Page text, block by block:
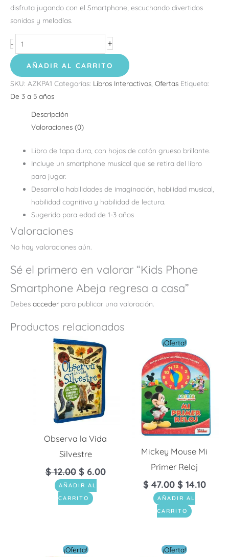
disfruta jugando con el Smartphone, escuchando divertidos
sonidos y melodías.
- +
AÑADIR AL CARRITO
SKU: AZKPA1 Categorías: Libros Interactivos, Ofertas Etiqueta:
De 3 a 5 años
Descripción
Valoraciones (0)
Libro de tapa dura, con hojas de catón grueso brillante.
Incluye un smartphone musical que se retira del libro
para jugar.
Desarrolla habilidades de imaginación, habilidad musical,
habilidad cognitiva y habilidad de lectura.
Sugerido para edad de 1-3 años
Valoraciones
No hay valoraciones aún.
Sé el primero en valorar “Kids Phone
Smartphone Abeja regresa a casa”
Debes acceder para publicar una valoración.
Productos relacionados
Observa la Vida
Silvestre
$12.00 $ 6.00
AÑADIR AL
CARRITO
¡Oferta!
Mickey Mouse Mi
Primer Reloj
$47.00
El
precio
original
era:
$ 47.00.
$ 14.10
es:
$
AÑADIR AL
CARRITO
¡Oferta!
El
¡Oferta!
El